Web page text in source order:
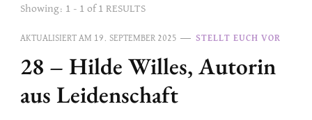
Showing: 1 - 1 of 1 RESULTS
AKTUALISIERT AM 19. SEPTEMBER 2025 STELLT EUCH VOR
28 – Hilde Willes, Autorin
aus Leidenschaft